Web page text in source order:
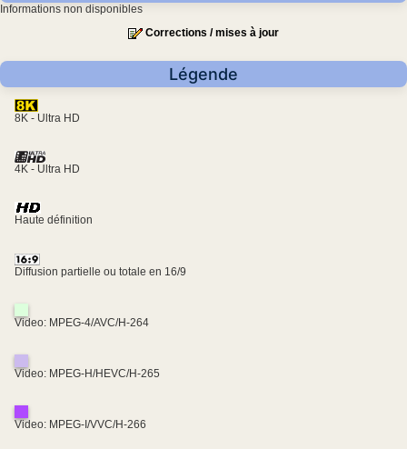
Informations non disponibles
Corrections / mises à jour
Légende
8K - Ultra HD
4K - Ultra HD
Haute définition
Diffusion partielle ou totale en 16/9
Video: MPEG-4/AVC/H-264
Video: MPEG-H/HEVC/H-265
Video: MPEG-I/VVC/H-266